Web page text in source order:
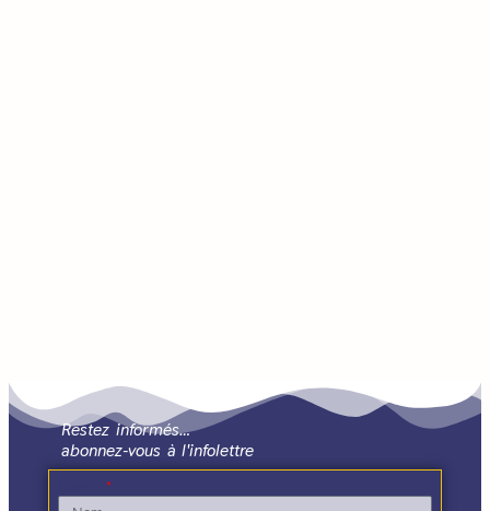
Restez informés…
abonnez-vous à l'infolettre